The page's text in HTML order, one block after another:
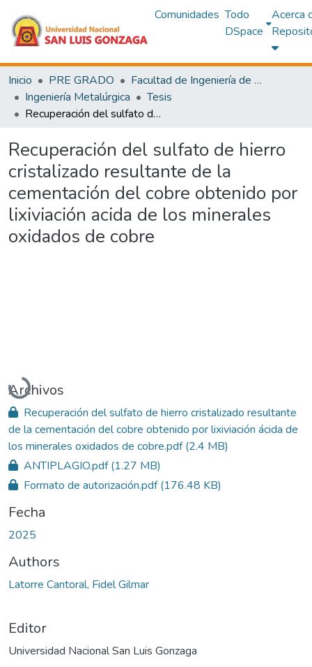
Comunidades Todo
DSpace
Acerca
Inicio PRE GRADO
Facultad de Ingeniería de Minas y Metalurgia
Ingeniería Metalúrgica
Tesis
Recuperación del sulfato de hierro cristalizado resultante de la cementación del cobre obtenido por lixiviación acida de los minerales oxidados de cobre
Recuperación del sulfato de hierro
cristalizado resultante de la
cementación del cobre obtenido por
lixiviación acida de los minerales
oxidados de cobre
Cargando...
Archivos
Recuperación del sulfato de hierro cristalizado resultante
de la cementación del cobre obtenido por lixiviación ácida de
los minerales oxidados de cobre.pdf(2.4 MB)
ANTIPLAGIO.pdf(1.27 MB)
Formato de autorización.pdf(176.48 KB)
Fecha
2025
Authors
Latorre Cantoral, Fidel Gilmar
Editor
Universidad Nacional San Luis Gonzaga